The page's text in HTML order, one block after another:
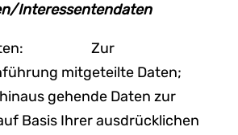
Interessentendaten
Daten: Zur
mitgeteilte Daten;
gehende Daten zur
Basis Ihrer ausdrücklichen